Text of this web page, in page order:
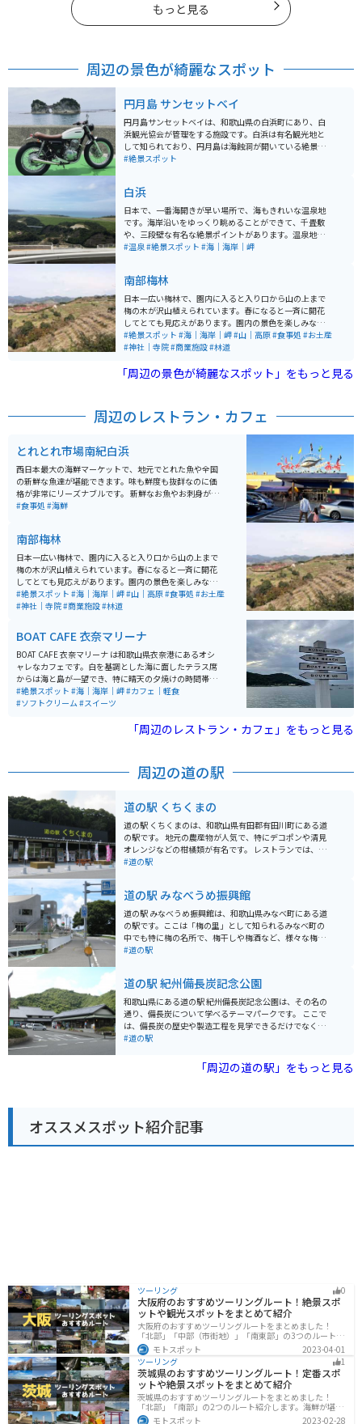
もっと見る
周辺の景色が綺麗なスポット
円月島 サンセットベイ
円月島サンセットベイは、和歌山県の白浜町にあり、白
浜観光協会が管理をする施設です。白浜は有名観光地と
して知られており、円月島は海蝕洞が開いている絶景ス
ポットとして有名です。 ここから円月島が見えます。周
#絶景スポット
白浜
日本で、一番海開きが早い場所で、海もきれいな温泉地
です。海岸沿いをゆっくり眺めることができて、千畳敷
や、三段壁な有名な絶景ポイントがあります。温泉地な
ので、足湯もあり、日帰り温泉もあるので、ゆっくりで
#温泉#絶景スポット #海｜海岸｜岬
南部梅林
日本一広い梅林で、園内に入ると入り口から山の上まで
梅の木が沢山植えられています。春になると一斉に開花
してとても見応えがあります。園内の景色を楽しみなが
ら歩いていると丁度良い運動になります。 入り口に神社
があり、進むとイベント広場があり、更に行くと山頂か
はり寿司が売られています。駐車場では梅昆布茶や梅饅
#絶景スポット #海｜海岸｜岬#山｜高原#食事処 #お土産
#神社｜寺院#商業施設#林道
「周辺の景色が綺麗なスポット」をもっと見る
周辺のレストラン・カフェ
とれとれ市場南紀白浜
西日本最大の海鮮マーケットで、地元でとれた魚や全国
の新鮮な魚達が堪能できます。味も鮮度も抜群なのに価
格が非常にリーズナブルです。 新鮮なお魚やお刺身が食
べられてたり海鮮BBQが出来たりとお魚好きにはたまら
お魚の味を楽しむことが出来ます。
#食事処 #海鮮
南部梅林
日本一広い梅林で、園内に入ると入り口から山の上まで
梅の木が沢山植えられています。春になると一斉に開花
してとても見応えがあります。園内の景色を楽しみなが
ら歩いていると丁度良い運動になります。 入り口に神社
があり、進むとイベント広場があり、更に行くと山頂か
はり寿司が売られています。駐車場では梅昆布茶や梅饅
頭、様々な種類の味付けの梅干しがお土産として売られ
ています。
#絶景スポット #海｜海岸｜岬#山｜高原#食事処 #お土産
#神社｜寺院#商業施設#林道
BOAT CAFE 衣奈マリーナ
BOAT CAFE 衣奈マリーナ は和歌山県衣奈港にあるオシ
ャレなカフェです。白を基調とした海に面したテラス席
からは海と島が一望でき、特に晴天の夕焼けの時間帯は
海と島とのコントラストが絶景です。またドリンク、ス
イーツ、食事のメニューも豊富でとても美味しいです。
#絶景スポット #海｜海岸｜岬#カフェ｜軽食
#ソフトクリーム#スイーツ
「周辺のレストラン・カフェ」をもっと見る
周辺の道の駅
道の駅 くちくまの
道の駅 くちくまのは、和歌山県有田郡有田川町にある道
の駅です。 地元の農産物が人気で、特にデコポンや清見
オレンジなどの柑橘類が有名です。 レストランでは、地
元産の食材を使った料理が楽しめます。 バイクで訪れる
在しています。 お土産には、地元産の果物を使ったジャ
ムやジュースもおすすめです。
#道の駅
道の駅 みなべうめ振興館
道の駅 みなべうめ振興館は、和歌山県みなべ町にある道
の駅です。ここは「梅の里」として知られるみなべ町の
中でも特に梅の名所で、梅干しや梅酒など、様々な梅製
品が販売されています。 館内には、地元産の新鮮な野菜
は、地元産の食材を使った料理や、梅干しを使った料理
など、ここでしか味わえないメニューを楽しむことがで
きます。 バイクで訪れる場合、道の駅には広い駐車場が
完備されているので安心です。また、周辺には、世界遺
産に登録されている熊野古道や、美しい海岸線が続く千
は、なんといっても梅干しが有名です。日本一の梅の産
お土産にいかがでしょうか。
#道の駅
道の駅 紀州備長炭記念公園
和歌山県にある道の駅 紀州備長炭記念公園は、その名の
通り、備長炭について学べるテーマパークです。 ここで
は、備長炭の歴史や製造工程を見学できるだけでなく、
実際に炭焼き体験をすることもできます。 また、道の駅
あり、和歌山ラーメンや梅干しなど、地元グルメを楽し
備長炭記念公園を訪れれば、備長炭について深く知るこ
とができるだけでなく、和歌山の自然や食も満喫できま
す。
#道の駅
「周辺の道の駅」をもっと見る
オススメスポット紹介記事
ツーリング 0
大阪府のおすすめツーリングルート！絶景スポ
ットや観光スポットをまとめて紹介
大阪府のおすすめツーリングルートをまとめました！
「北部」「中部（市街地）」「南東部」の3つのルート紹
介します。歴史と近代が融合した魅力的なエリアで様々
な楽しみ方ができます。バイクで大阪府にツーリングに
行く際は参考にしてください。
モトスポット
2023-04-01
ツーリング
1
茨城県のおすすめツーリングルート！定番スポ
ットや絶景スポットをまとめて紹介
茨城県のおすすめツーリングルートをまとめました！
「北部」「南部」の2つのルート紹介します。海鮮が堪能
できる港や梅の景勝地、自然豊かな山々があるのでツー
モトスポット 2023-02-28